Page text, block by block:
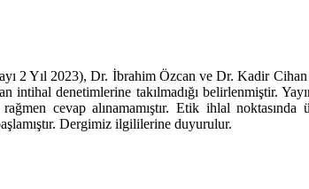
2 Yıl 2023), Dr. İbrahim Özcan ve Dr. Kadir
intihal denetimlerine takılmadığı belirlenmiştir.
cevap alınamamıştır. Etik ihlal
Dergimiz ilgililerine duyurulur.